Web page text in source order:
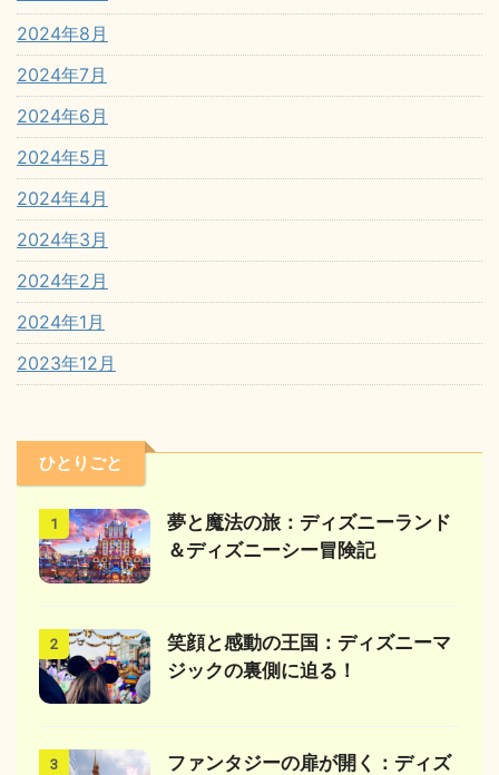
2024年8月
2024年7月
2024年6月
2024年5月
2024年4月
2024年3月
2024年2月
2024年1月
2023年12月
ひとりごと
1
夢と魔法の旅：ディズニーランド
＆ディズニーシー冒険記
2
笑顔と感動の王国：ディズニーマ
ジックの裏側に迫る！
3
ファンタジーの扉が開く：ディズ